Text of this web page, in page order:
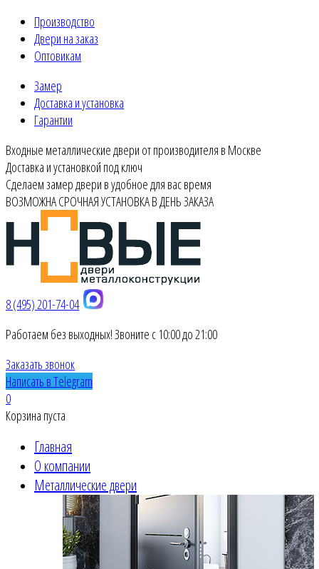
Производство
Двери на заказ
Оптовикам
Замер
Доставка и установка
Гарантии
Входные металлические двери от производителя в Москве
Доставка и установкой под ключ
Сделаем замер двери в удобное для вас время
ВОЗМОЖНА СРОЧНАЯ УСТАНОВКА В ДЕНЬ ЗАКАЗА
8 (495) 201-74-04
Работаем без выходных! Звоните с 10:00 до 21:00
Заказать звонок
Написать в Telegram
0
Корзина пуста
Главная
О компании
Металлические двери